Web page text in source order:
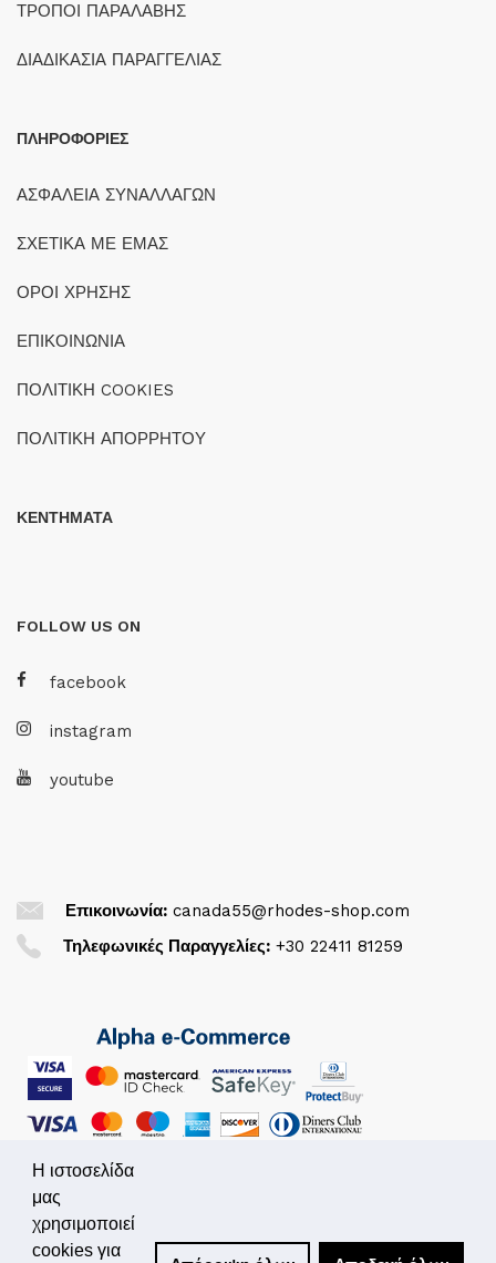
ΤΡΟΠΟΙ ΠΑΡΑΛΑΒΗΣ
ΔΙΑΔΙΚΑΣΙΑ ΠΑΡΑΓΓΕΛΙΑΣ
ΠΛΗΡΟΦΟΡΙΕΣ
ΑΣΦΑΛΕΙΑ ΣΥΝΑΛΛΑΓΩΝ
ΣΧΕΤΙΚΑ ΜΕ ΕΜΑΣ
ΟΡΟΙ ΧΡΗΣΗΣ
ΕΠΙΚΟΙΝΩΝΙΑ
ΠΟΛΙΤΙΚΗ COOKIES
ΠΟΛΙΤΙΚΗ ΑΠΟΡΡΗΤΟΥ
ΚΕΝΤΗΜΑΤΑ
FOLLOW US ON
facebook
instagram
youtube
Επικοινωνία: canada55@rhodes-shop.com
Τηλεφωνικές Παραγγελίες: +30 22411 81259
© 2026. All Rights Reserved
Η ιστοσελίδα
μας
χρησιμοποιεί
cookies για